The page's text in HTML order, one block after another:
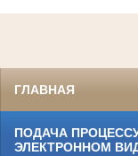
ГЛАВНАЯ
ПОДАЧА
ЭЛЕКТРОННОМ